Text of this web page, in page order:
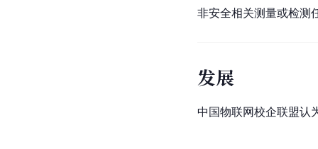
非安全相关测量或检测
发展
中国物联网校企联盟认